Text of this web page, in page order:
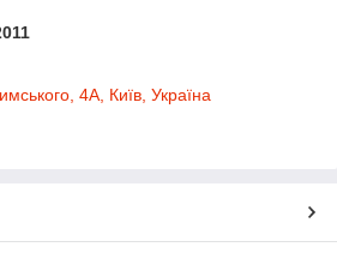
4А, Київ, Україна